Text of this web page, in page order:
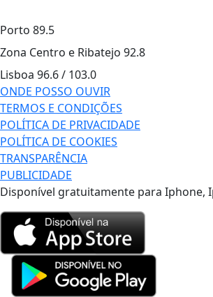
Porto 89.5
Zona Centro e Ribatejo 92.8
Lisboa 96.6 / 103.0
ONDE POSSO OUVIR
TERMOS E CONDIÇÕES
POLÍTICA DE PRIVACIDADE
POLÍTICA DE COOKIES
TRANSPARÊNCIA
PUBLICIDADE
Disponível gratuitamente para Iphone,